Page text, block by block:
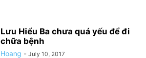
Lưu Hiểu Ba chưa quá yếu để đi
chữa bệnh
Hoang - July 10, 2017